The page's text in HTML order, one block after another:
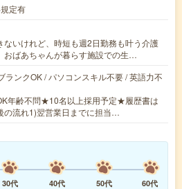
定有
ないけれど、時短も週2日勤務も叶う介護
おばあちゃんが暮らす施設での生…
ランクOK / パソコンスキル不要 / 英語力不
年齢不問★10名以上採用予定★履歴書は
流れ1)翌営業日までに担当…
30代 40代 50代
60代